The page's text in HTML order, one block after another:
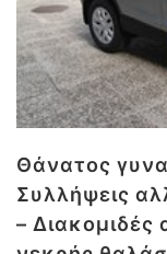
Θάνατος
Συλλήψεις
–